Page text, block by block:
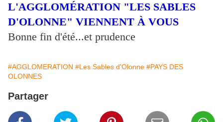
L'AGGLOMÉRATION "LES SABLES
D'OLONNE" VIENNENT À VOUS
Bonne fin d'été...et prudence
#AGGLOMERATION #Les Sables d'Olonne #PAYS DES
OLONNES
Partager